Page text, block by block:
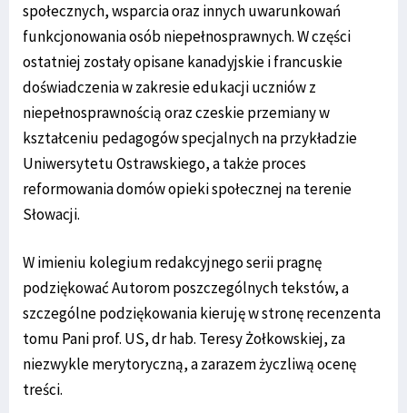
społecznych, wsparcia oraz innych uwarunkowań
funkcjonowania osób niepełnosprawnych. W części
ostatniej zostały opisane kanadyjskie i francuskie
doświadczenia w zakresie edukacji uczniów z
niepełnosprawnością oraz czeskie przemiany w
kształceniu pedagogów specjalnych na przykładzie
Uniwersytetu Ostrawskiego, a także proces
reformowania domów opieki społecznej na terenie
Słowacji.
W imieniu kolegium redakcyjnego serii pragnę
podziękować Autorom poszczególnych tekstów, a
szczególne podziękowania kieruję w stronę recenzenta
tomu Pani prof. US, dr hab. Teresy Żołkowskiej, za
niezwykle merytoryczną, a zarazem życzliwą ocenę
treści.